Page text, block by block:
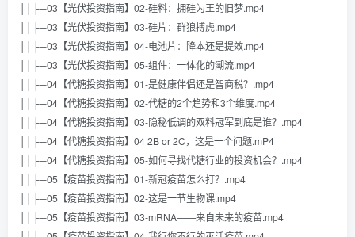
││├─03【光伏投资指南】02-硅料：拥硅为王的旧梦.mp4
││├─03【光伏投资指南】03-硅片：群狼搏虎.mp4
││├─03【光伏投资指南】04-电池片：降本还是提效.mp4
││├─03【光伏投资指南】05-组件：一体化的潮流.mp4
││├─04【代糖投资指南】01-是健康伴侣还是智商税？.mp4
││├─04【代糖投资指南】02-代糖的2个趋势和3个维度.mp4
││├─04【代糖投资指南】03-隐秘低调的双料冠军到底是谁？.mp4
││├─04【代糖投资指南】04 2B or 2C，这是一个问题.mP4
││├─04【代糖投资指南】05-如何寻找代糖行业的投资机会？.mp4
││├─05【疫苗投资指南】01-新冠疫苗怎么打？.mp4
││├─05【疫苗投资指南】02-这是一节生物课.mp4
││├─05【疫苗投资指南】03-mRNA——来自未来的疫苗.mp4